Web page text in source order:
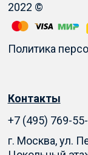
2022 ©
Политика
Контакты
+7 (495) 769-
г. Москва, ул.